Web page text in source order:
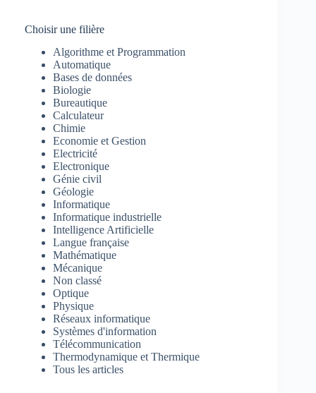
Choisir une filière
Algorithme et Programmation
Automatique
Bases de données
Biologie
Bureautique
Calculateur
Chimie
Economie et Gestion
Electricité
Electronique
Génie civil
Géologie
Informatique
Informatique industrielle
Intelligence Artificielle
Langue française
Mathématique
Mécanique
Non classé
Optique
Physique
Réseaux informatique
Systèmes d'information
Télécommunication
Thermodynamique et Thermique
Tous les articles